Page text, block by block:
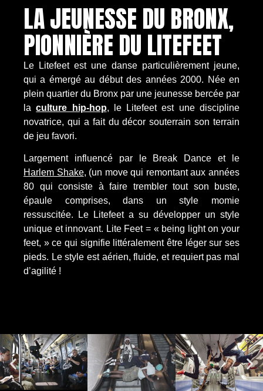
LA JEUNESSE DU BRONX,
PIONNIÈRE DU LITEFEET
Le Litefeet est une danse particulièrement jeune,
qui a émergé au début des années 2000. Née en
plein quartier du Bronx par une jeunesse bercée par
laculture hip-hop, le Litefeet est une discipline
novatrice, qui a fait du décor souterrain son terrain
de jeu favori.
Largement influencé par le Break Dance et le
Harlem Shake, (un move qui remontant aux années
80 qui consiste à faire trembler tout son buste,
épaule comprises, dans un style momie
ressuscitée. Le Litefeet a su développer un style
unique et innovant. Lite Feet = « being light on your
feet, » ce qui signifie littéralement être léger sur ses
pieds. Le style est aérien, fluide, et requiert pas mal
d’agilité !